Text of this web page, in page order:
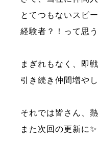
とてつもないスピ
経験者？！って思
まぎれもなく、即
引き続き仲間増や
それでは皆さん、
また次回の更新に✨